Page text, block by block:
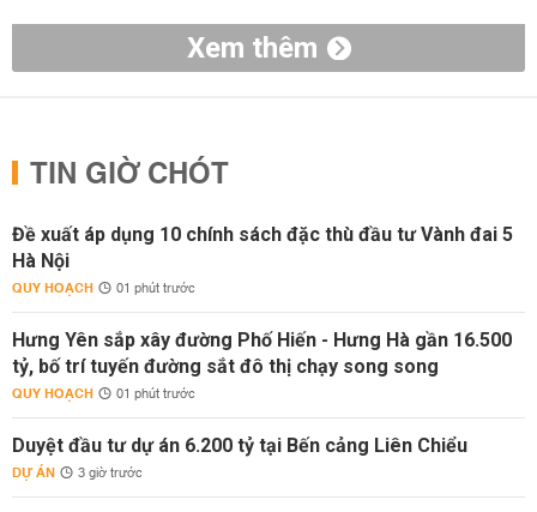
Xem thêm
TIN GIỜ CHÓT
Đề xuất áp dụng 10 chính sách đặc thù đầu tư Vành đai 5
Hà Nội
QUY HOẠCH 01 phút trước
Hưng Yên sắp xây đường Phố Hiến - Hưng Hà gần 16.500
tỷ, bố trí tuyến đường sắt đô thị chạy song song
QUY HOẠCH 01 phút trước
Duyệt đầu tư dự án 6.200 tỷ tại Bến cảng Liên Chiểu
DỰ ÁN 3 giờ trước